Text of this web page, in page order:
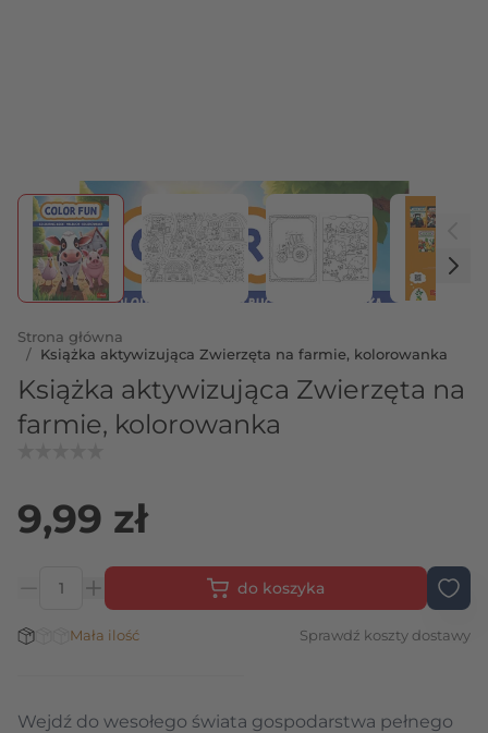
View larger imageView larger imageView larger image
Strona główna
/ Książka aktywizująca Zwierzęta na farmie, kolorowanka
Książka aktywizująca Zwierzęta na
farmie, kolorowanka
9,99 zł
do koszyka
Stan magazynowy:
Mała ilość Sprawdź koszty dostawy
Wejdź do wesołego świata gospodarstwa pełnego